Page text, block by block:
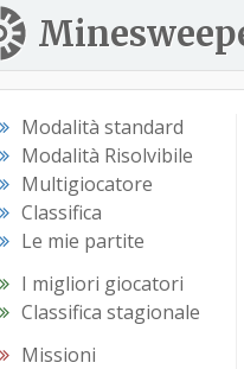
Modalità standard
Modalità Risolvibile
Multigiocatore
Classifica
Le mie partite
I migliori giocatori
Classifica stagionale
Missioni